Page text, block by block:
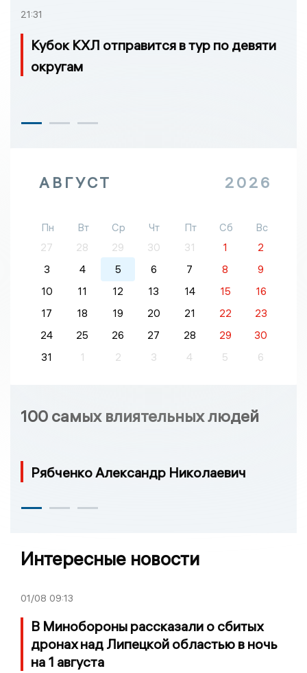
21:31
Кубок КХЛ отправится в тур по девяти
округам
АВГУСТ 2026
Пн Вт Ср Чт Пт Сб
Вс
27
28 29 30 31 1
2
3
4 5 6 7 8
9
10
11 12 13 14 15
16
17
18 19 20 21 22
23
24
25 26 27 28 29
30
31
1 2 3 4 5 6
100 самых влиятельных людей
Рябченко Александр Николаевич
Интересные новости
01/08 09:13
В Минобороны рассказали о сбитых
дронах над Липецкой областью в ночь
на 1 августа